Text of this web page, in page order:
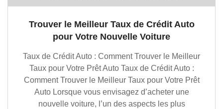
Trouver le Meilleur Taux de Crédit Auto
pour Votre Nouvelle Voiture
Taux de Crédit Auto : Comment Trouver le Meilleur
Taux pour Votre Prêt Auto Taux de Crédit Auto :
Comment Trouver le Meilleur Taux pour Votre Prêt
Auto Lorsque vous envisagez d’acheter une
nouvelle voiture, l’un des aspects les plus